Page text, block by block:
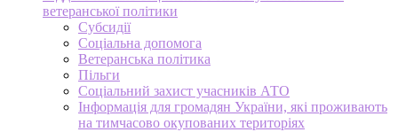
ветеранської політики
Субсидії
Соціальна допомога
Ветеранська політика
Пільги
Соціальний захист учасників АТО
Інформація для громадян України, які проживають
на тимчасово окупованих територіях